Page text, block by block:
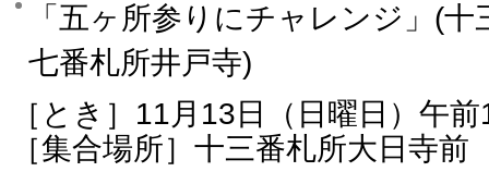
「五ヶ所参りにチャレンジ」(
七番札所井戸寺)
［とき］11月13日（日曜日）午
［集合場所］十三番札所大日寺前